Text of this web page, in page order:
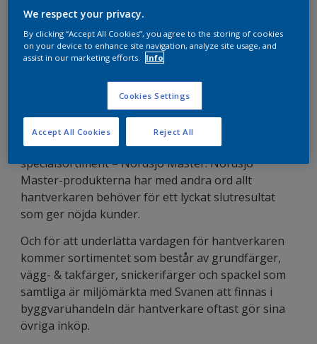
som är speciellt framtaget för hantverkare
som vill ha det där lilla extra – och naturligtvis
är hela sortimentet svanenmärkt.
Hantverkare som även utför målningsarbete är en
växande kategori och för att möta deras krav på
produkter som har en hög kvalité och är
miljömärkta samt är både lätta att applicera och har
en utmärkt täckförmåga har Nordsjö tagit fram ett
specialsortiment – Nordsjö Master. Nordsjö
Master-produkterna har med andra ord allt
hantverkaren behöver för ett lyckat slutresultat
som ger nöjda kunder.
Och för att underlätta vardagen för hantverkaren
kommer sortimentet som består av grundfärger,
vägg- & takfärger, snickerifärger och spackel som
samtliga är miljömärkta med Svanen att finnas i
byggvaruhandeln där hantverkare oftast gör sina
övriga inköp.
We respect your privacy.
By clicking “Accept All Cookies”, you agree to the storing of cookies
on your device to enhance site navigation, analyze site usage, and
assist in our marketing efforts.
Info
Cookies Settings
Reject All
Accept All Cookies